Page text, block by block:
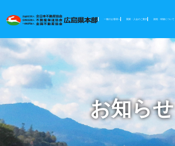
一般のお客様へ 開業・入会のご案内 資格・研修について
お知らせ